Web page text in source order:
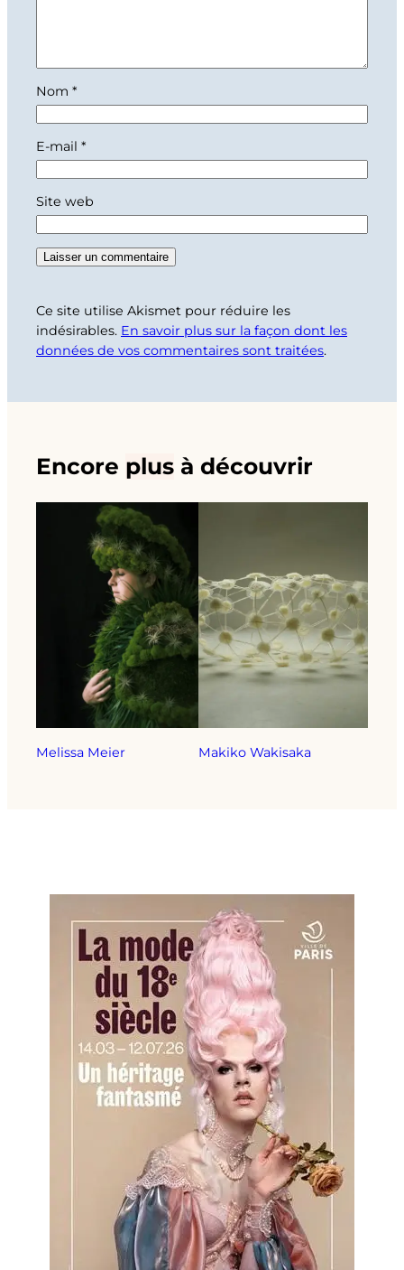
Nom *
E-mail *
Site web
Ce site utilise Akismet pour réduire les
indésirables. En savoir plus sur la façon dont les
données de vos commentaires sont traitées.
Encore plus à découvrir
Melissa Meier Makiko Wakisaka